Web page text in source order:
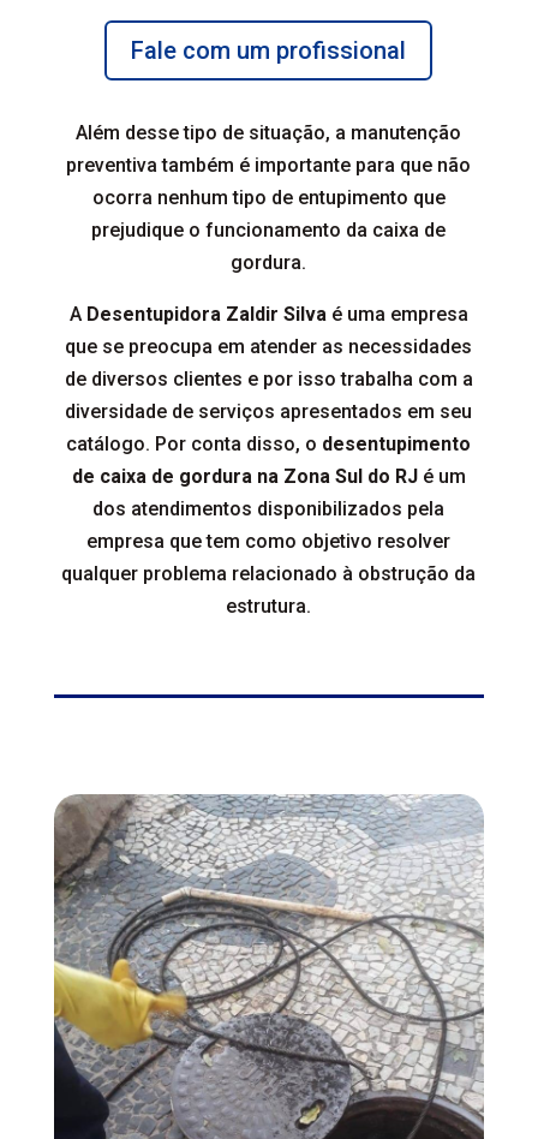
Fale com um profissional
Além desse tipo de situação, a manutenção
preventiva também é importante para que não
ocorra nenhum tipo de entupimento que
prejudique o funcionamento da caixa de
gordura.
ADesentupidora Zaldir Silvaé uma empresa
que se preocupa em atender as necessidades
de diversos clientes e por isso trabalha com a
diversidade de serviços apresentados em seu
catálogo. Por conta disso, o desentupimento
de caixa de gordura na Zona Sul do RJé um
dos atendimentos disponibilizados pela
empresa que tem como objetivo resolver
qualquer problema relacionado à obstrução da
estrutura.